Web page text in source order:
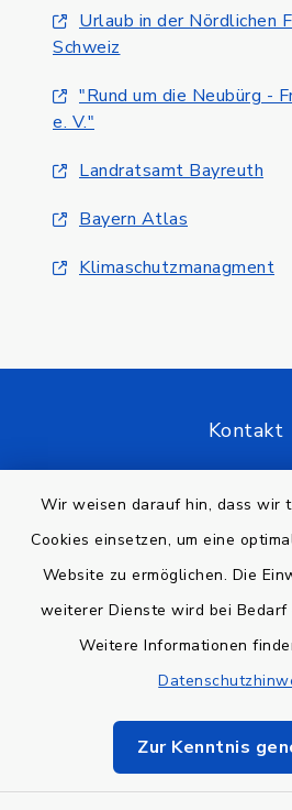
Wir weisen darauf hin, dass wir
Cookies einsetzen, um eine
Website zu ermöglichen. Die
weiterer Dienste wird bei
Weitere Informationen
Zur Kenntnis
Urlaub in der Nördlichen
Schweiz
"Rund um die Neubürg -
e. V."
Landratsamt Bayreuth
Bayern Atlas
Klimaschutzmanagment
Kontakt
Sitemap
Cookie-